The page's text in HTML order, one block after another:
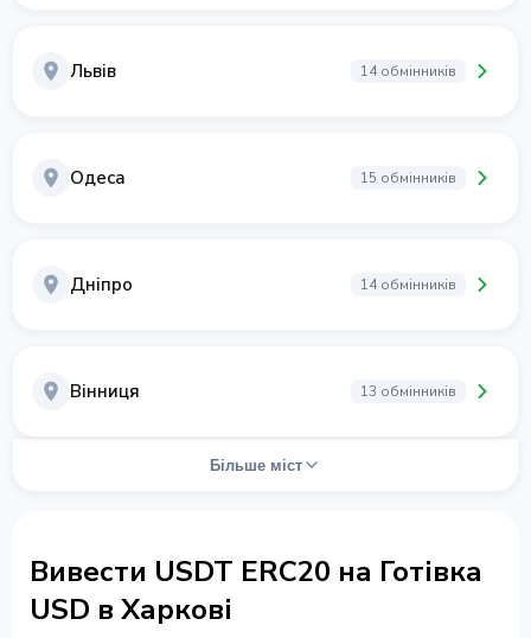
Львів 14 обмінників
Одеса 15 обмінників
Дніпро 14 обмінників
Вінниця 13 обмінників
Більше міст
Вивести USDT ERC20 на Готівка
USD в Харкові